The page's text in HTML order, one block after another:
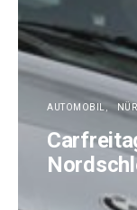
AUTOMOBIL